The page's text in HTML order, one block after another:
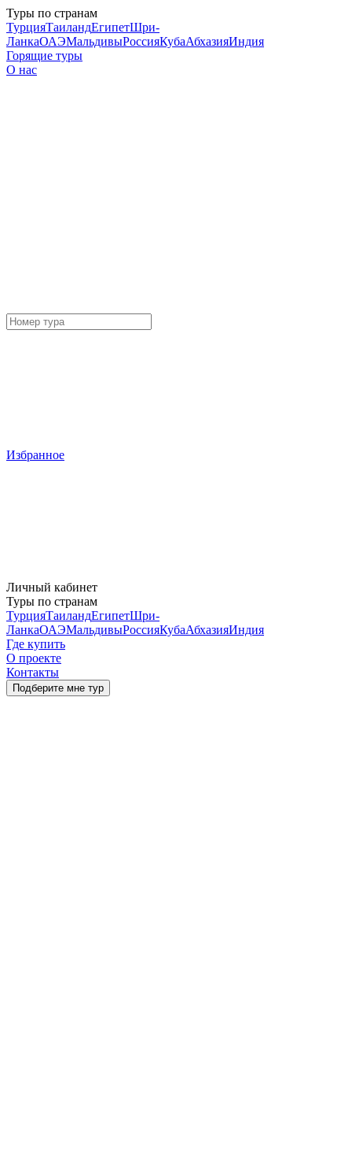
Туры по странам
ТурцияТаиландЕгипетШри-
ЛанкаОАЭМальдивыРоссияКубаАбхазияИндия
Горящие туры
О нас
Избранное
Личный кабинет
Туры по странам
ТурцияТаиландЕгипетШри-
ЛанкаОАЭМальдивыРоссияКубаАбхазияИндия
Где купить
О проекте
Контакты
Подберите мне тур